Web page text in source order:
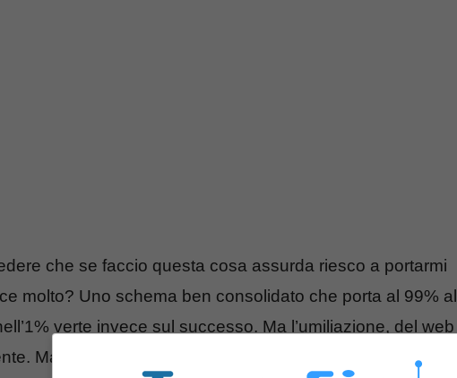
che se faccio questa cosa assurda riesco a portarmi
molto? Uno schema ben consolidato che porta al 99% al
verte invece sul successo. Ma l’umiliazione, del web
Ma buon per Mr Harrison, che è diventato eroe